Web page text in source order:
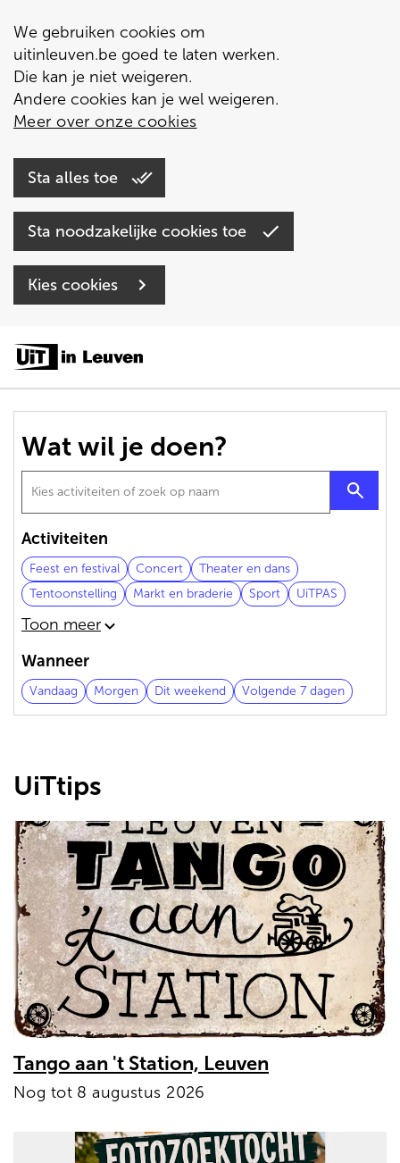
We gebruiken cookies om
uitinleuven.be goed te laten werken.
Die kan je niet weigeren.
Andere cookies kan je wel weigeren.
Meer over onze cookies
Sta alles toe
Sta noodzakelijke cookies toe
Kies cookies
en
gaan
Wat wil je doen?
Activiteiten
Feest en festival Concert
Theater en dans
Tentoonstelling
Markt en braderie Sport UiTPAS
Toon meer
Wanneer
Vandaag Morgen Dit weekend Volgende 7 dagen
UiTtips
Tango aan 't Station, Leuven
Nog tot 8 augustus 2026